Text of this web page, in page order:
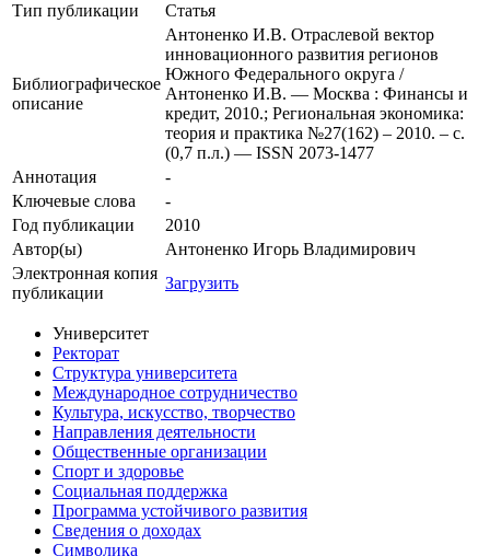
Тип публикации
Статья
Библиографическое
описание
Антоненко И.В. Отраслевой вектор
инновационного развития регионов
Южного Федерального округа /
Антоненко И.В. — Москва : Финансы и
кредит, 2010.; Региональная экономика:
теория и практика №27(162) – 2010. – с.
(0,7 п.л.) — ISSN 2073-1477
Аннотация
-
Ключевые cлова
-
Год публикации
2010
Автор(ы)
Антоненко Игорь Владимирович
Электронная копия
публикации
Загрузить
Университет
Ректорат
Структура университета
Международное сотрудничество
Культура, искусство, творчество
Направления деятельности
Общественные организации
Спорт и здоровье
Социальная поддержка
Программа устойчивого развития
Сведения о доходах
Символика